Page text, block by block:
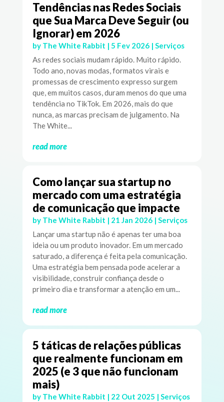
Tendências nas Redes Sociais
que Sua Marca Deve Seguir (ou
Ignorar) em 2026
by The White Rabbit | 5 Fev 2026| Serviços
As redes sociais mudam rápido. Muito rápido.
Todo ano, novas modas, formatos virais e
promessas de crescimento expresso surgem
que, em muitos casos, duram menos do que uma
tendência no TikTok. Em 2026, mais do que
nunca, as marcas precisam de julgamento. Na
The White...
read more
Como lançar sua startup no
mercado com uma estratégia
de comunicação que impacte
by The White Rabbit | 21 Jan 2026| Serviços
Lançar uma startup não é apenas ter uma boa
ideia ou um produto inovador. Em um mercado
saturado, a diferença é feita pela comunicação.
Uma estratégia bem pensada pode acelerar a
visibilidade, construir confiança desde o
primeiro dia e transformar a atenção em um...
read more
5 táticas de relações públicas
que realmente funcionam em
2025 (e 3 que não funcionam
mais)
by The White Rabbit | 22 Out 2025 | Serviços